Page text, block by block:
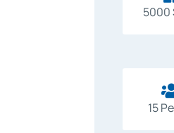
5000
15